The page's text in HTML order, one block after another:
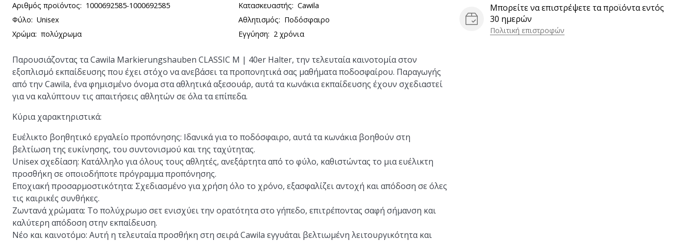
Μπορείτε να επιστρέψετε τα προϊόντα εντός
30 ημερών
Πολιτική επιστροφών
Αριθμός προϊόντος: 1000692585-1000692585 Κατασκευαστής: Cawila
Φύλο: Unisex Αθλητισμός: Ποδόσφαιρο
Χρώμα: πολύχρωμα Εγγύηση: 2 χρόνια
Παρουσιάζοντας τα Cawila Markierungshauben CLASSIC M | 40er Halter, την τελευταία καινοτομία στον
εξοπλισμό εκπαίδευσης που έχει στόχο να ανεβάσει τα προπονητικά σας μαθήματα ποδοσφαίρου. Παραγωγής
από την Cawila, ένα φημισμένο όνομα στα αθλητικά αξεσουάρ, αυτά τα κωνάκια εκπαίδευσης έχουν σχεδιαστεί
για να καλύπτουν τις απαιτήσεις αθλητών σε όλα τα επίπεδα.
Κύρια χαρακτηριστικά:
Ευέλικτο βοηθητικό εργαλείο προπόνησης: Ιδανικά για το ποδόσφαιρο, αυτά τα κωνάκια βοηθούν στη
βελτίωση της ευκίνησης, του συντονισμού και της ταχύτητας.
Unisex σχεδίαση: Κατάλληλο για όλους τους αθλητές, ανεξάρτητα από το φύλο, καθιστώντας το μια ευέλικτη
προσθήκη σε οποιοδήποτε πρόγραμμα προπόνησης.
Εποχιακή προσαρμοστικότητα: Σχεδιασμένο για χρήση όλο το χρόνο, εξασφαλίζει αντοχή και απόδοση σε όλες
τις καιρικές συνθήκες.
Ζωντανά χρώματα: Το πολύχρωμο σετ ενισχύει την ορατότητα στο γήπεδο, επιτρέποντας σαφή σήμανση και
καλύτερη απόδοση στην εκπαίδευση.
Νέο και καινοτόμο: Αυτή η τελευταία προσθήκη στη σειρά Cawila εγγυάται βελτιωμένη λειτουργικότητα και